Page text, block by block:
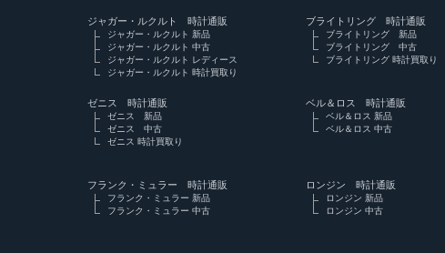
ジャガー・ルクルト 時計通販
ジャガー・ルクルト 新品
ジャガー・ルクルト 中古
ジャガー・ルクルト レディース
ジャガー・ルクルト 時計買取り
ブライトリング 時計通販
ブライトリング 新品
ブライトリング 中古
ブライトリング 時計買取り
ゼニス 時計通販
ゼニス 新品
ゼニス 中古
ゼニス 時計買取り
ベル＆ロス 時計通販
ベル＆ロス 新品
ベル＆ロス 中古
フランク・ミュラー 時計通販
フランク・ミュラー 新品
フランク・ミュラー 中古
ロンジン 時計通販
ロンジン 新品
ロンジン 中古